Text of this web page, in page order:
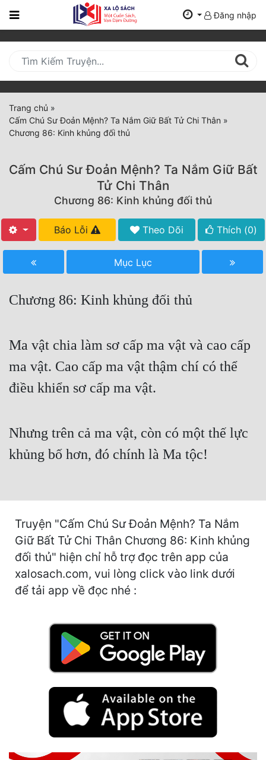
Trang
Mới
Cập
Nhật
(current)
BXH
Truyện Mới Ra
Hoàn Thành
Hậu Cung
Truyện Dịch
Xa Lộ Dịch
Cổ Tiên Hiệp
Cổ Đại
Du Hí
Dã Sử
Huyền Huyễn
Huyền Nghi
Đăng nhập
Trang chủ »
Cấm Chú Sư Đoản Mệnh? Ta Nắm Giữ Bất Tử Chi Thân »
Chương 86: Kinh khủng đối thủ
Cấm Chú Sư Đoản Mệnh? Ta Nắm Giữ Bất
Tử Chi Thân
Chương 86: Kinh khủng đối thủ
Báo Lỗi Theo Dõi Thích (0)
Mục Lục
Chương 86: Kinh khủng đối thủ
Ma vật chia làm sơ cấp ma vật và cao cấp
ma vật. Cao cấp ma vật thậm chí có thể
điều khiển sơ cấp ma vật.
Nhưng trên cả ma vật, còn có một thế lực
khủng bố hơn, đó chính là Ma tộc!
Truyện "Cấm Chú Sư Đoản Mệnh? Ta Nắm
Giữ Bất Tử Chi Thân Chương 86: Kinh khủng
đối thủ" hiện chỉ hỗ trợ đọc trên app của
xalosach.com, vui lòng click vào link dưới
để tải app về đọc nhé :